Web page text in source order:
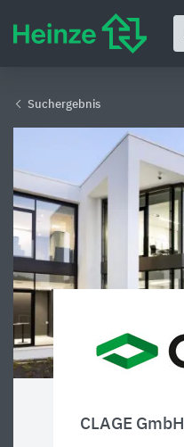
Suchergebnis
CLAGE GmbH